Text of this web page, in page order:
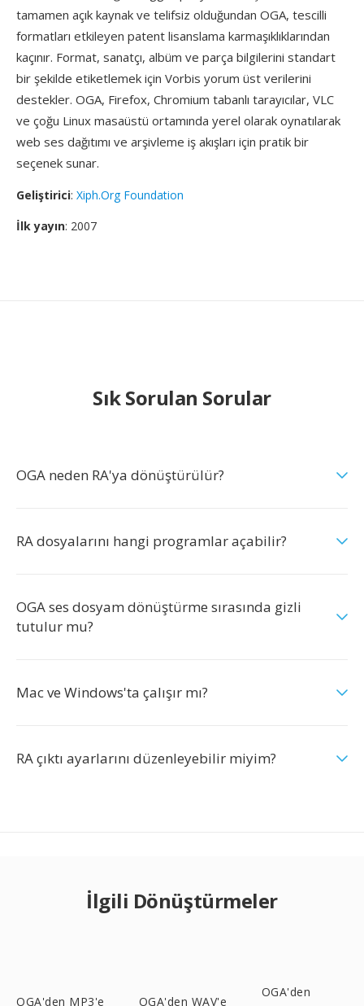
tamamen açık kaynak ve telifsiz olduğundan OGA, tescilli
formatları etkileyen patent lisanslama karmaşıklıklarından
kaçınır. Format, sanatçı, albüm ve parça bilgilerini standart
bir şekilde etiketlemek için Vorbis yorum üst verilerini
destekler. OGA, Firefox, Chromium tabanlı tarayıcılar, VLC
ve çoğu Linux masaüstü ortamında yerel olarak oynatılarak
web ses dağıtımı ve arşivleme iş akışları için pratik bir
seçenek sunar.
Geliştirici: Xiph.Org Foundation
İlk yayın: 2007
Sık Sorulan Sorular
OGA neden RA'ya dönüştürülür?
RA dosyalarını hangi programlar açabilir?
OGA ses dosyam dönüştürme sırasında gizli
tutulur mu?
Mac ve Windows'ta çalışır mı?
RA çıktı ayarlarını düzenleyebilir miyim?
İlgili Dönüştürmeler
OGA'den MP3'e OGA'den WAV'e
OGA'den